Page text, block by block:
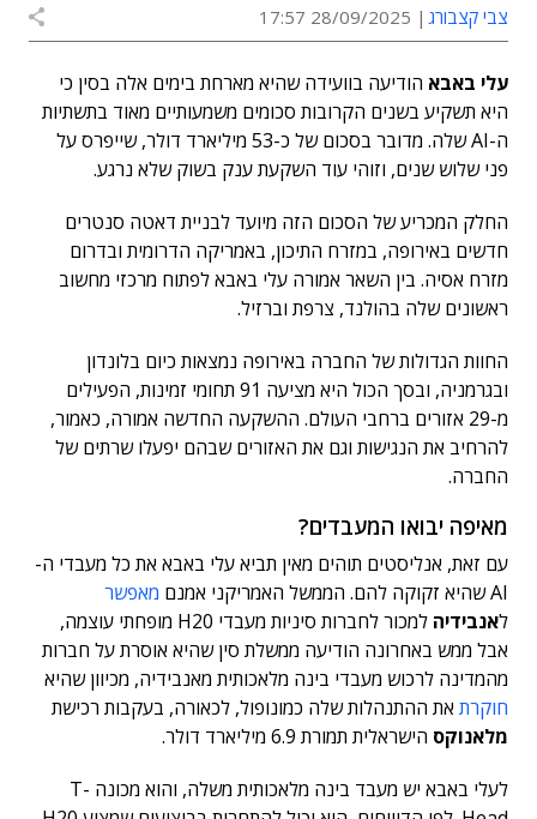
צבי קצבורג 28/09/2025 17:57
עלי באבא הודיעה בוועידה שהיא מארחת בימים אלה בסין כי
היא תשקיע בשנים הקרובות סכומים משמעותיים מאוד בתשתיות
ה-AI שלה. מדובר בסכום של כ-53 מיליארד דולר, שייפרס על
פני שלוש שנים, וזוהי עוד השקעת ענק בשוק שלא נרגע.
החלק המכריע של הסכום הזה מיועד לבניית דאטה סנטרים
חדשים באירופה, במזרח התיכון, באמריקה הדרומית ובדרום
מזרח אסיה. בין השאר אמורה עלי באבא לפתוח מרכזי מחשוב
ראשונים שלה בהולנד, צרפת וברזיל.
החוות הגדולות של החברה באירופה נמצאות כיום בלונדון
ובגרמניה, ובסך הכול היא מציעה 91 תחומי זמינות, הפעילים
מ-29 אזורים ברחבי העולם. ההשקעה החדשה אמורה, כאמור,
להרחיב את הנגישות וגם את האזורים שבהם יפעלו שרתים של
החברה.
מאיפה יבואו המעבדים?
עם זאת, אנליסטים תוהים מאין תביא עלי באבא את כל מעבדי ה-
AI שהיא זקוקה להם. הממשל האמריקני אמנם
מאפשר
לאנבידיה
למכור לחברות סיניות מעבדי H20 מופחתי עוצמה,
אבל ממש באחרונה הודיעה ממשלת סין שהיא אוסרת על חברות
מהמדינה לרכוש מעבדי בינה מלאכותית מאנבידיה, מכיוון שהיא
חוקרת את ההתנהלות שלה כמונופול, לכאורה, בעקבות רכישת
מלאנוקס הישראלית תמורת 6.9 מיליארד דולר.
לעלי באבא יש מעבד בינה מלאכותית משלה, והוא מכונה T-